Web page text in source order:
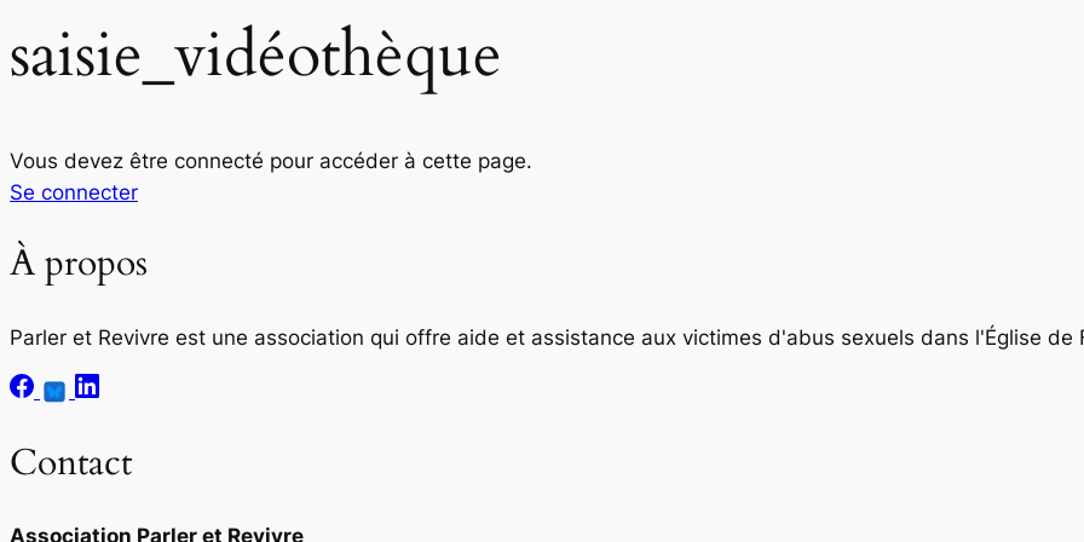
saisie_vidéothèque
Vous devez être connecté pour accéder à cette page.
Se connecter
À propos
Parler et Revivre est une association qui offre aide et assistance aux victimes d'abus sexuels dans l'Église de
Contact
Association Parler et Revivre